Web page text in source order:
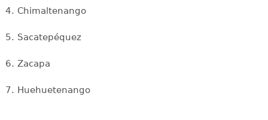
4. Chimaltenango
5. Sacatepéquez
6. Zacapa
7. Huehuetenango